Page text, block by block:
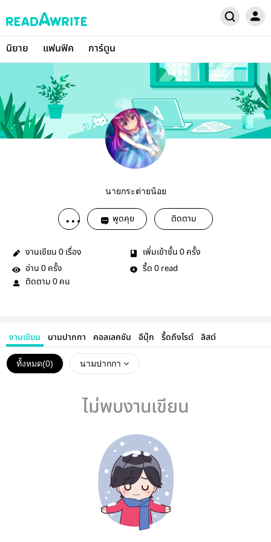
นิยาย แฟนฟิค การ์ตูน
นายกระต่ายน้อย
พูดคุย ติดตาม
งานเขียน 0 เรื่อง เพิ่มเข้าชั้น 0 ครั้ง
อ่าน 0 ครั้ง รี้ด 0 read
ติดตาม 0 คน
งานเขียน นามปากกา คอลเลคชัน อีบุ๊ก รี้ดถึงไรต์ ลิสต์
ทั้งหมด(0) นามปากกา
ไม่พบงานเขียน